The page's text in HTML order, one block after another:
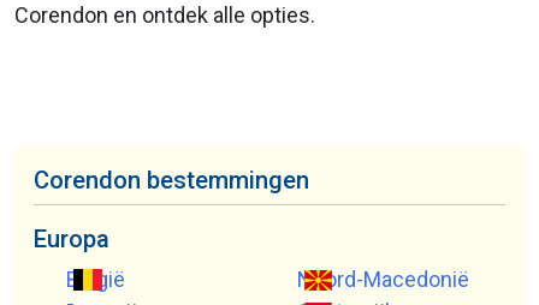
Corendon en ontdek alle opties.
Corendon bestemmingen
Europa
België
Noord-Macedonië